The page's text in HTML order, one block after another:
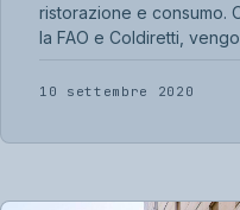
ristorazione e consumo.
la FAO e Coldiretti,
10 settembre 2020